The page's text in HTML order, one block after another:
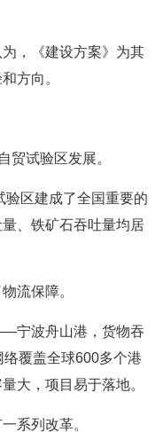
，《建设方案》为其
方向。
贸试验区发展。
验区建成了全国重要的
、铁矿石吞吐量均居
流保障。
宁波舟山港，货物吞
覆盖全球600多个港
大，项目易于落地。
系列改革。